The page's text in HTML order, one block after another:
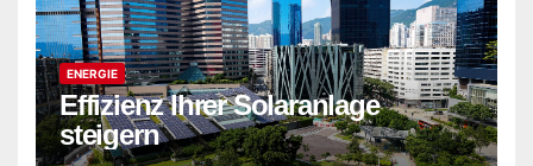
ENERGIE
Effizienz Ihrer Solaranlage
steigern